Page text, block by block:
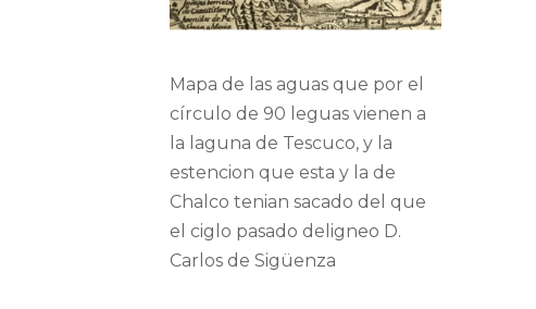
Mapa de las aguas que por el
círculo de 90 leguas vienen a
la laguna de Tescuco, y la
estencion que esta y la de
Chalco tenian sacado del que
el ciglo pasado deligneo D.
Carlos de Sigüenza